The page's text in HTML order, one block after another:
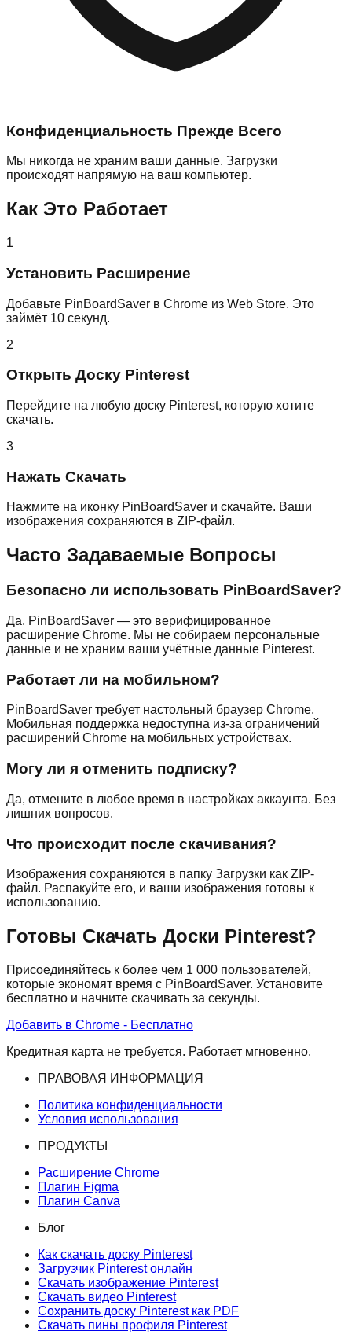
Конфиденциальность Прежде Всего
Мы никогда не храним ваши данные. Загрузки
происходят напрямую на ваш компьютер.
Как Это Работает
1
Установить Расширение
Добавьте PinBoardSaver в Chrome из Web Store. Это
займёт 10 секунд.
2
Открыть Доску Pinterest
Перейдите на любую доску Pinterest, которую хотите
скачать.
3
Нажать Скачать
Нажмите на иконку PinBoardSaver и скачайте. Ваши
изображения сохраняются в ZIP-файл.
Часто Задаваемые Вопросы
Безопасно ли использовать PinBoardSaver?
Да. PinBoardSaver — это верифицированное
расширение Chrome. Мы не собираем персональные
данные и не храним ваши учётные данные Pinterest.
Работает ли на мобильном?
PinBoardSaver требует настольный браузер Chrome.
Мобильная поддержка недоступна из-за ограничений
расширений Chrome на мобильных устройствах.
Могу ли я отменить подписку?
Да, отмените в любое время в настройках аккаунта. Без
лишних вопросов.
Что происходит после скачивания?
Изображения сохраняются в папку Загрузки как ZIP-
файл. Распакуйте его, и ваши изображения готовы к
использованию.
Готовы Скачать Доски Pinterest?
Присоединяйтесь к более чем 1 000 пользователей,
которые экономят время с PinBoardSaver. Установите
бесплатно и начните скачивать за секунды.
Добавить в Chrome - Бесплатно
Кредитная карта не требуется. Работает мгновенно.
ПРАВОВАЯ ИНФОРМАЦИЯ
Политика конфиденциальности
Условия использования
ПРОДУКТЫ
Расширение Chrome
Плагин Figma
Плагин Canva
Блог
Как скачать доску Pinterest
Загрузчик Pinterest онлайн
Скачать изображение Pinterest
Скачать видео Pinterest
Сохранить доску Pinterest как PDF
Скачать пины профиля Pinterest